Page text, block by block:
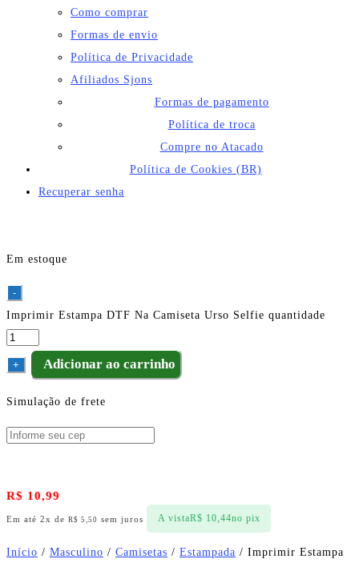
Como comprar
Formas de envio
Política de Privacidade
Afiliados Sjons
Formas de pagamento
Política de troca
Compre no Atacado
Política de Cookies (BR)
Recuperar senha
Em estoque
-
Imprimir Estampa DTF Na Camiseta Urso Selfie quantidade
+ Adicionar ao carrinho
Simulação de frete
R$ 10,99
Em até 2x de R$ 5,50 sem juros A vistaR$ 10,44no pix
Início / Masculino / Camisetas / Estampada / Imprimir Estampa